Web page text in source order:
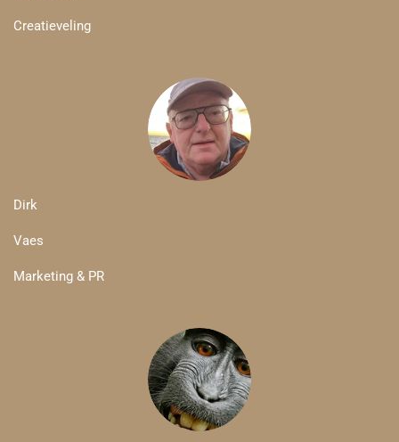
Creatieveling
Dirk
Vaes
Marketing & PR